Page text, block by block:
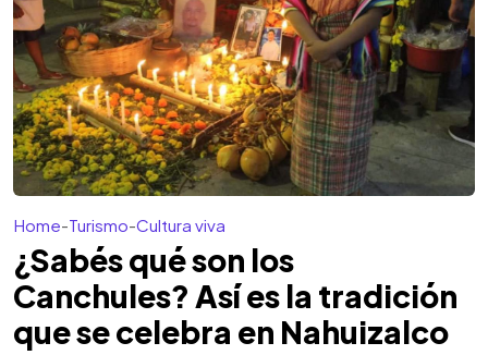
Home-Turismo-Cultura viva
¿Sabés qué son los
Canchules? Así es la tradición
que se celebra en Nahuizalco